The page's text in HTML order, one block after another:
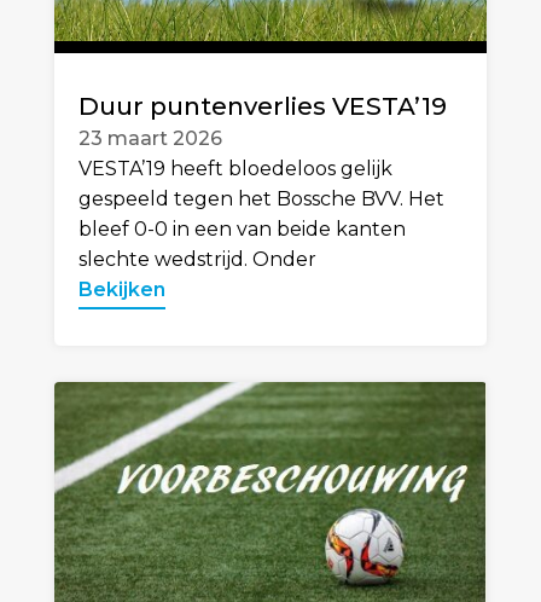
Duur puntenverlies VESTA’19
23 maart 2026
VESTA’19 heeft bloedeloos gelijk
gespeeld tegen het Bossche BVV. Het
bleef 0-0 in een van beide kanten
slechte wedstrijd. Onder
Bekijken